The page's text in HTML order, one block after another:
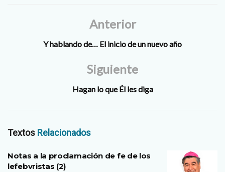
Anterior
Y hablando de… El inicio de un nuevo año
Siguiente
Hagan lo que Él les diga
Textos Relacionados
Notas a la proclamación de fe de los
lefebvristas (2)